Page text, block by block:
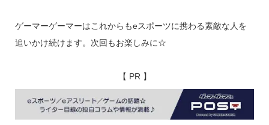
ゲーマーゲーマーはこれからもeスポーツに携わる素敵な人を
追いかけ続けます。次回もお楽しみに☆
【 PR 】